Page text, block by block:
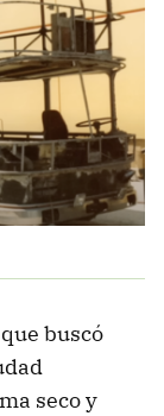
buscó
seco y